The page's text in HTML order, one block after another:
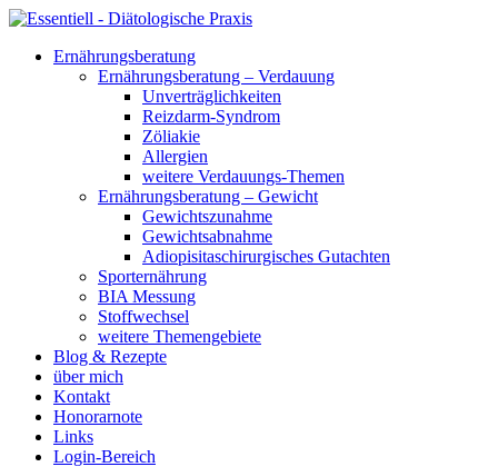
Ernährungsberatung
Ernährungsberatung – Verdauung
Unverträglichkeiten
Reizdarm-Syndrom
Zöliakie
Allergien
weitere Verdauungs-Themen
Ernährungsberatung – Gewicht
Gewichtszunahme
Gewichtsabnahme
Adiopisitaschirurgisches Gutachten
Sporternährung
BIA Messung
Stoffwechsel
weitere Themengebiete
Blog & Rezepte
über mich
Kontakt
Honorarnote
Links
Login-Bereich